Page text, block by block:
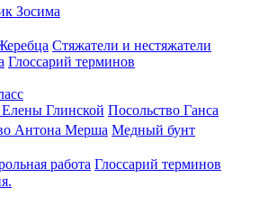
Зосима
Стяжатели и нестяжатели
Глоссарий терминов
Глинской Посольство Ганса
Антона Мерша Медный бунт
работа Глоссарий терминов